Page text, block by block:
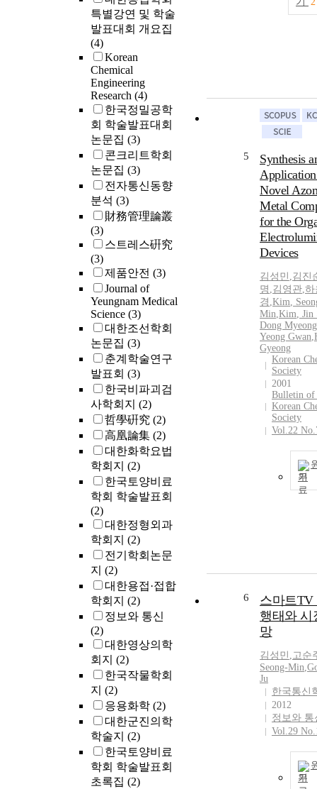
특별강연 및 학술
발표대회 개요집
(4)
Korean
Chemical
Engineering
Research (4)
한국정밀공학
회 학술발표대회
논문집 (3)
콘크리트학회
논문집 (3)
전자통신동향
분석 (3)
財務管理論叢
(3)
스트레스硏究
(3)
제품안전 (3)
Journal of
Yeungnam Medical
Science (3)
대한조선학회
논문집 (3)
춘계학술연구
발표회 (3)
한국비파괴검
사학회지 (2)
哲學硏究 (2)
高凰論集 (2)
대한화학요법
학회지 (2)
한국토양비료
학회 학술발표회
(2)
대한정형외과
학회지 (2)
전기학회논문
지 (2)
대한용접·접합
학회지 (2)
정보와 통신
(2)
대한영상의학
회지 (2)
한국작물학회
지 (2)
응용화학 (2)
대한군진의학
학술지 (2)
한국토양비료
학회 학술발표회
초록집 (2)
5
Synthesis
Novel
Metal
for the
Devices
김성민 ,김진
명 ,김영관,하
경 ,Kim,
Min,Kim, Jin
Dong Myeong
Yeong Gwan,
Gyeong
Korean
Society
2001
Bulletin of
Korean
Society
Vol.22
기
6
스마트TV
행태와 시
망
김성민 ,고순
Seong-Min,
Ju
한국통신
2012
정보와 통
Vol.29
기